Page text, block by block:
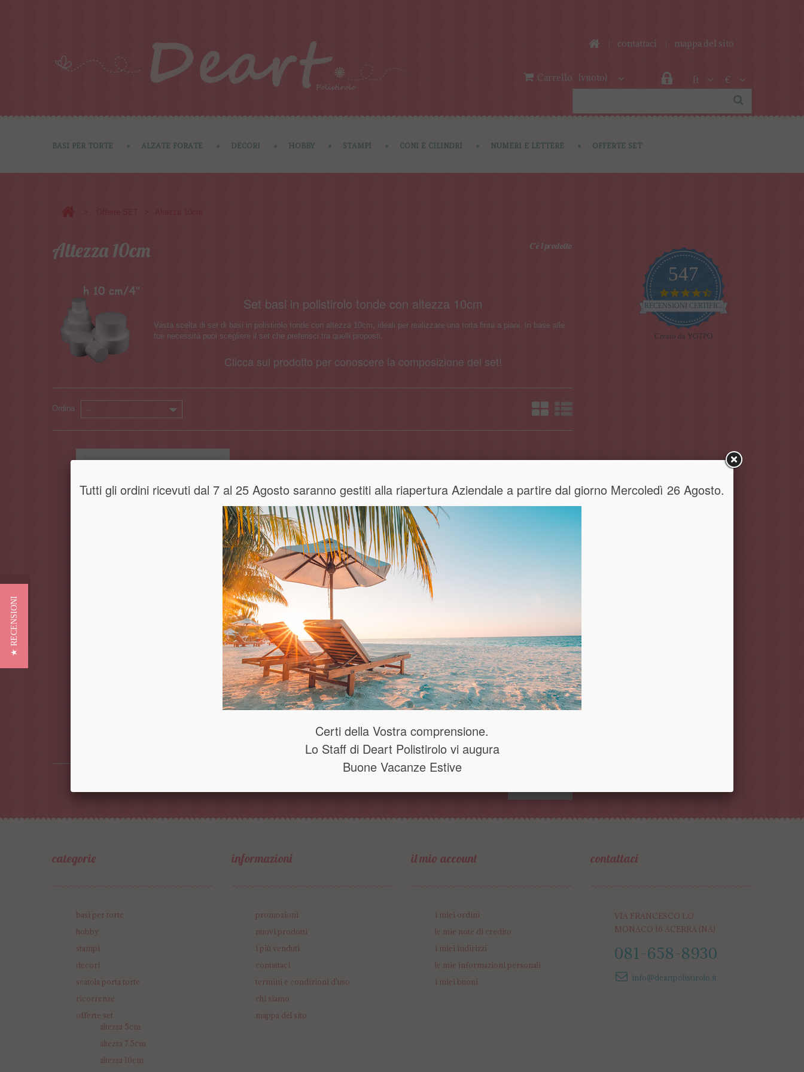
It €
contattaci mappa del sito
Carrello (vuoto)
BASI PER TORTE ALZATE FORATE DECORI HOBBY STAMPI CONI E CILINDRI NUMERI E LETTERE OFFERTE SET
Altezza 10cm C'é 1 prodotto
Set basi in polistirolo tonde con altezza 10cm
Vasta scelta di set di basi in polistirolo tonde con altezza 10cm, ideali per realizzare una torta finta a piani. In base alle
tue necessità puoi scegliere il set che preferisci tra quelli proposti.
Clicca sul prodotto per conoscere la composizione del set!
Ordina --
Set confezioni da 30 pz di 10
547
4.7
star
rating
RECENSIONI CERTIFICATE
Creato da YOTPO
categorie
basi per torte
hobby
stampi
decori
scatola porta torte
ricorrenze
offerte set
altezza 5cm
altezza 7.5cm
altezza 10cm
informazioni
promozioni
nuovi prodotti
i più venduti
contattaci
termini e condizioni d'uso
chi siamo
mappa del sito
il mio account
i miei ordini
le mie note di credito
i miei indirizzi
le mie informazioni personali
i miei buoni
contattaci
VIA FRANCESCO LO
MONACO 16 ACERRA (NA)
081-658-8930
info@deartpolistirolo.it
Recensioni
★ RECENSIONI
Tutti gli ordini ricevuti dal 7 al 25 Agosto saranno gestiti alla riapertura Aziendale a partire dal giorno Mercoledì 26 Agosto.
Certi della Vostra comprensione.
Lo Staff di Deart Polistirolo vi augura
Buone Vacanze Estive